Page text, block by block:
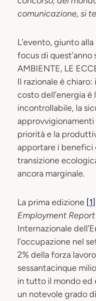
comunicazione, si
L’evento, giunto
focus di quest’anno
AMBIENTE, LE
Il razionale è
costo dell’energia
incontrollabile, la
approvvigionamenti
priorità e la
apportare i benefici
transizione
ancora marginale.
La prima edizione [1]
Employment Report
Internazionale
l’occupazione nel
2% della forza
sessantacinque
in tutto il mondo ed
un notevole grado